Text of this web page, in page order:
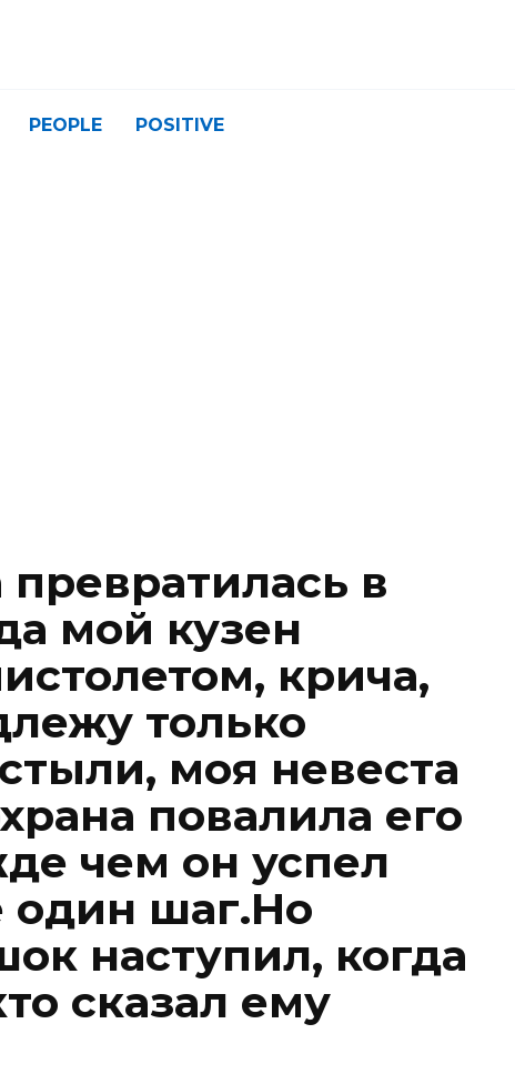
PEOPLE POSITIVE
в
мой кузен
крича,
только
моя невеста
повалила его
чем он успел
один шаг.Но
наступил, когда
сказал ему